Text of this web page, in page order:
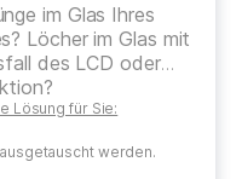
im Glas Ihres
Löcher im Glas mit
des LCD oder
Lösung für Sie:
werden.